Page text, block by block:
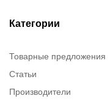
Категории
Товарные предложения
Статьи
Производители